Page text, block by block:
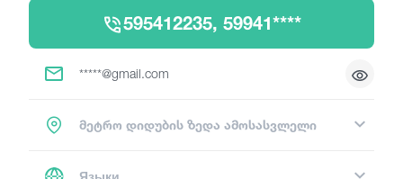
595412235, 59941****
*****@gmail.com
მეტრო დიდუბის ზედა ამოსასვლელი